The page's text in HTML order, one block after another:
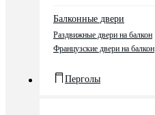
Балконные двери
Раздвижные двери на балкон
Французские двери на балкон
Перголы